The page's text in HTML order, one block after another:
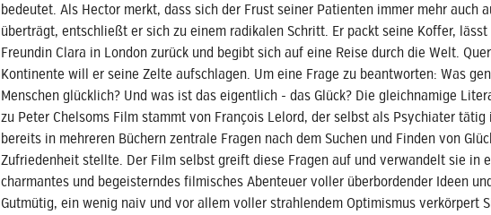
bedeutet. Als Hector merkt, dass sich der Frust seiner Patienten immer mehr auch
überträgt, entschließt er sich zu einem radikalen Schritt. Er packt seine Koffer, lässt
Freundin Clara in London zurück und begibt sich auf eine Reise durch die Welt.
Kontinente will er seine Zelte aufschlagen. Um eine Frage zu beantworten: Was
Menschen glücklich? Und was ist das eigentlich - das Glück? Die gleichnamige
zu Peter Chelsoms Film stammt von François Lelord, der selbst als Psychiater tätig
bereits in mehreren Büchern zentrale Fragen nach dem Suchen und Finden von
Zufriedenheit stellte. Der Film selbst greift diese Fragen auf und verwandelt sie in
charmantes und begeisterndes filmisches Abenteuer voller überbordender Ideen
Gutmütig, ein wenig naiv und vor allem voller strahlendem Optimismus verkörpert